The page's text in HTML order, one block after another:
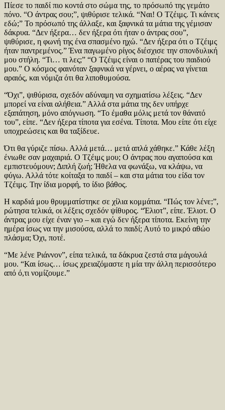
Πίεσε το παιδί πιο κοντά στο σώμα της, το πρόσωπό της γεμάτο
πόνο. “Ο άντρας σου;”, ψιθύρισε τελικά. “Ναι! Ο Τζέιμς. Τι κάνεις
εδώ;” Το πρόσωπό της άλλαξε, και ξαφνικά τα μάτια της γέμισαν
δάκρυα. “Δεν ήξερα… δεν ήξερα ότι ήταν ο άντρας σου”,
ψιθύρισε, η φωνή της ένα σπασμένο ηχώ. “Δεν ήξερα ότι ο Τζέιμς
ήταν παντρεμένος.” Ένα παγωμένο ρίγος διέσχισε την σπονδυλική
μου στήλη. “Τι… τι λες;” “Ο Τζέιμς είναι ο πατέρας του παιδιού
μου.” Ο κόσμος φαινόταν ξαφνικά να γέρνει, ο αέρας να γίνεται
αραιός, και νόμιζα ότι θα λιποθυμούσα.
“Όχι”, ψιθύρισα, σχεδόν αδύναμη να σχηματίσω λέξεις. “Δεν
μπορεί να είναι αλήθεια.” Αλλά στα μάτια της δεν υπήρχε
εξαπάτηση, μόνο απόγνωση. “Το έμαθα μόλις μετά τον θάνατό
του”, είπε. “Δεν ήξερα τίποτα για εσένα. Τίποτα. Μου είπε ότι είχε
υποχρεώσεις και θα ταξίδευε.
Ότι θα γύριζε πίσω. Αλλά μετά… μετά απλά χάθηκε.” Κάθε λέξη
ένιωθε σαν μαχαιριά. Ο Τζέιμς μου; Ο άντρας που αγαπούσα και
εμπιστευόμουν; Διπλή ζωή; Ήθελα να φωνάξω, να κλάψω, να
φύγω. Αλλά τότε κοίταξα το παιδί – και στα μάτια του είδα τον
Τζέιμς. Την ίδια μορφή, το ίδιο βάθος.
Η καρδιά μου θρυμματίστηκε σε χίλια κομμάτια. “Πώς τον λένε;”,
ρώτησα τελικά, οι λέξεις σχεδόν ψίθυρος. “Έλιοτ”, είπε. Έλιοτ. Ο
άντρας μου είχε έναν γιο – και εγώ δεν ήξερα τίποτα. Εκείνη την
ημέρα ίσως να την μισούσα, αλλά το παιδί; Αυτό το μικρό αθώο
πλάσμα; Όχι, ποτέ.
“Με λένε Ριάννον”, είπα τελικά, τα δάκρυα ζεστά στα μάγουλά
μου. “Και ίσως… ίσως χρειαζόμαστε η μία την άλλη περισσότερο
από ό,τι νομίζουμε.”